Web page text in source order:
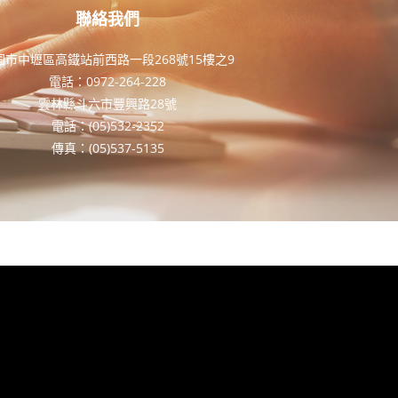
聯絡我們
市中壢區高鐵站前西路一段268號15樓之9
電話：0972-264-228
雲林縣斗六市豐興路28號
電話：(05)532-2352
傳真：(05)537-5135